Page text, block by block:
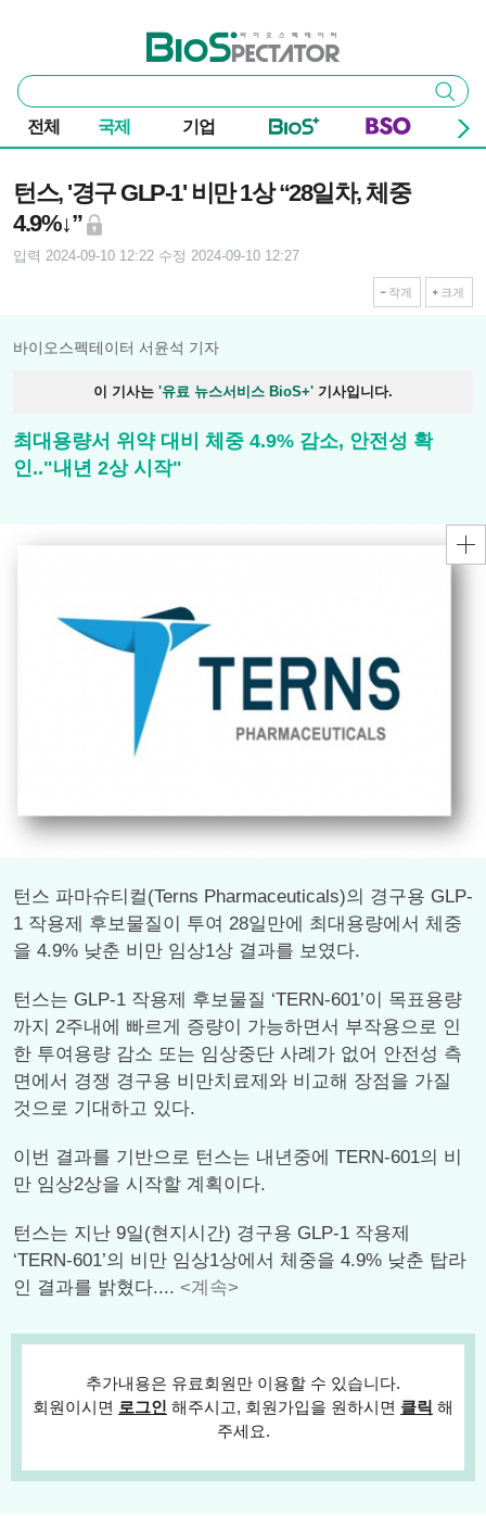
바이오스펙테이터
통
합
검
색
검색
전체 국제 기업
턴스, '경구 GLP-1' 비만 1상 “28일차, 체중
4.9%↓”
입력 2024-09-10 12:22 수정 2024-09-10 12:27
작게 크게
바이오스펙테이터 서윤석 기자
이 기사는 '유료 뉴스서비스 BioS+' 기사입니다.
최대용량서 위약 대비 체중 4.9% 감소, 안전성 확
인.."내년 2상 시작"
턴스 파마슈티컬(Terns Pharmaceuticals)의 경구용 GLP-
1 작용제 후보물질이 투여 28일만에 최대용량에서 체중
을 4.9% 낮춘 비만 임상1상 결과를 보였다.
턴스는 GLP-1 작용제 후보물질 ‘TERN-601’이 목표용량
까지 2주내에 빠르게 증량이 가능하면서 부작용으로 인
한 투여용량 감소 또는 임상중단 사례가 없어 안전성 측
면에서 경쟁 경구용 비만치료제와 비교해 장점을 가질
것으로 기대하고 있다.
이번 결과를 기반으로 턴스는 내년중에 TERN-601의 비
만 임상2상을 시작할 계획이다.
턴스는 지난 9일(현지시간) 경구용 GLP-1 작용제
‘TERN-601’의 비만 임상1상에서 체중을 4.9% 낮춘 탑라
인 결과를 밝혔다.... <계속>
추가내용은 유료회원만 이용할 수 있습니다.
회원이시면 로그인 해주시고, 회원가입을 원하시면 클릭 해
주세요.